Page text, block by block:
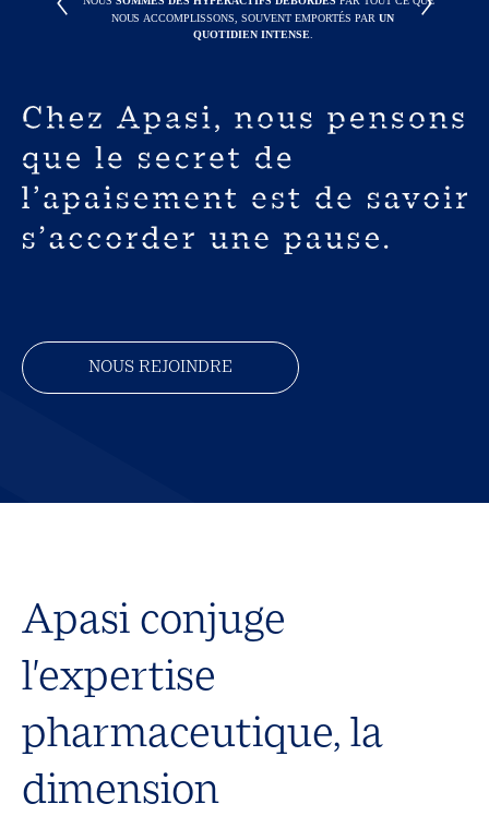
NOUS REJOINDRE
Apasi conjuge
l'expertise
pharmaceutique, la
dimension